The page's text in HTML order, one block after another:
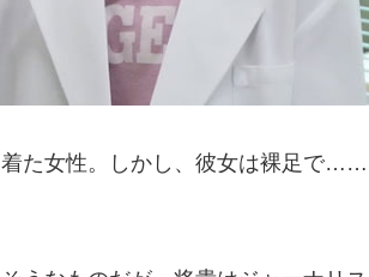
着た女性。しかし、彼女は裸足で……